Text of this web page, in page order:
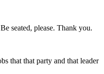
Be seated, please. Thank you.
that that party and that leader